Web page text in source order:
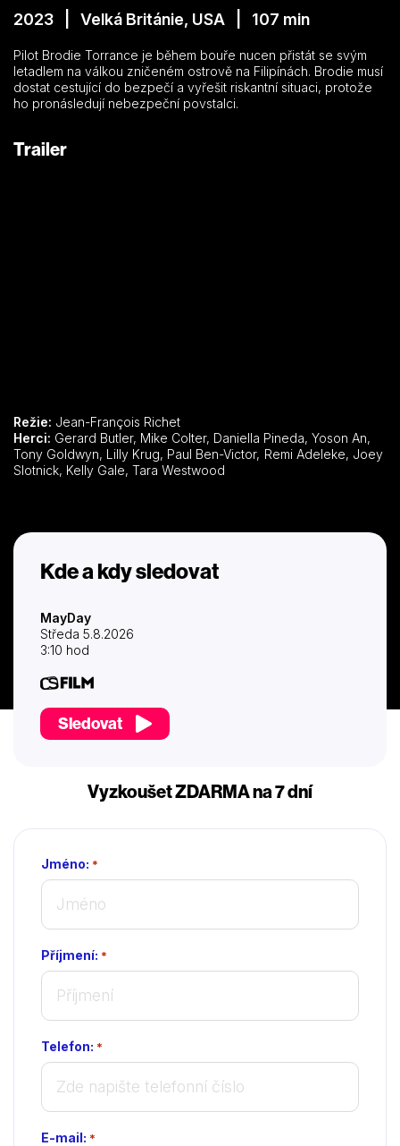
2023 | Velká Británie, USA | 107 min
Pilot Brodie Torrance je během bouře nucen přistát se svým
letadlem na válkou zničeném ostrově na Filipínách. Brodie musí
dostat cestující do bezpečí a vyřešit riskantní situaci, protože
ho pronásledují nebezpeční povstalci.
Trailer
Režie: Jean-François Richet
Herci:
Tony Goldwyn, Lilly Krug, Paul Ben-Victor, Remi Adeleke, Joey
Slotnick, Kelly Gale, Tara Westwood
Kde a kdy sledovat
MayDay
Středa 5.8.2026
3:10 hod
Sledovat
Vyzkoušet ZDARMA na 7 dní
Jméno: *
Příjmení: *
Telefon: *
E-mail: *